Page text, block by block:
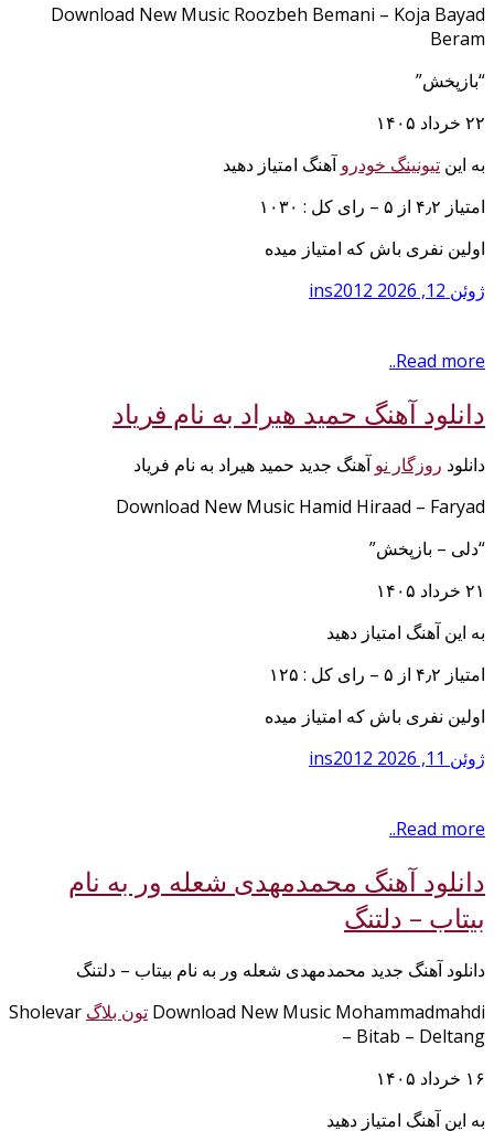
Download New Music Roozbeh Bemani – Koja Bayad
Beram
“بازپخش”
۲۲ خرداد ۱۴۰۵
به این تیونینگ خودروآهنگ امتیاز دهید
امتیاز ۴٫۲ از ۵ – رای کل : ۱۰۳۰
اولین نفری باش که امتیاز میده
ژوئن 12, 2026
ins2012
Read more..
دانلود آهنگ حمید هیراد به نام فریاد
دانلود روزگار نو آهنگ جدید حمید هیراد به نام فریاد
Download New Music Hamid Hiraad – Faryad
“دلی – بازپخش”
۲۱ خرداد ۱۴۰۵
به این آهنگ امتیاز دهید
امتیاز ۴٫۲ از ۵ – رای کل : ۱۲۵
اولین نفری باش که امتیاز میده
ژوئن 11, 2026
ins2012
Read more..
دانلود آهنگ محمدمهدی شعله ور به نام
بیتاب – دلتنگ
دانلود آهنگ جدید محمدمهدی شعله ور به نام بیتاب – دلتنگ
Download New Music Mohammadmahdi تون بلاگ Sholevar
– Bitab – Deltang
۱۶ خرداد ۱۴۰۵
به این آهنگ امتیاز دهید